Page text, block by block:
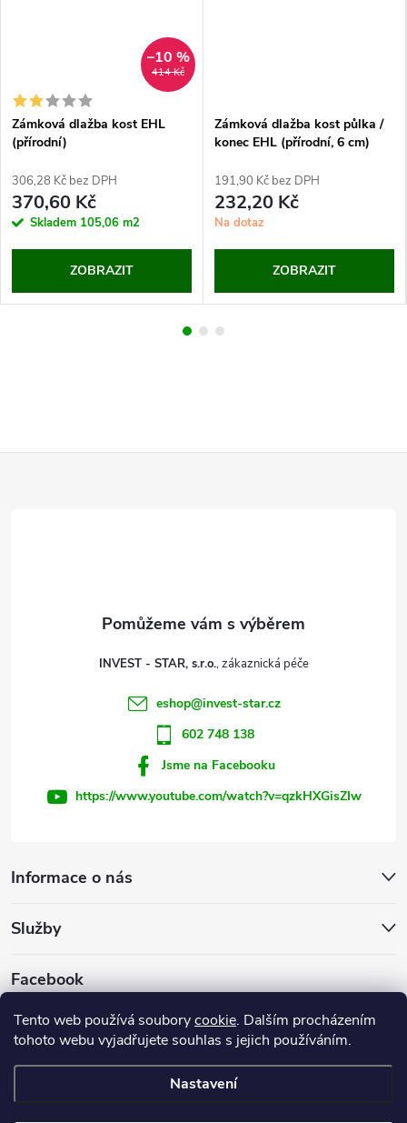
Tento web používá souborycookie. Dalším procházením
tohoto webu vyjadřujete souhlas s jejich používáním.
Nastavení
414 Kč
–10 %
Zámková dlažba kost EHL
(přírodní)
306,28 Kč bez DPH
370,60 Kč
Skladem 105,06 m2
ZOBRAZIT
Zámková dlažba kost půlka /
konec EHL (přírodní, 6 cm)
191,90 Kč bez DPH
232,20 Kč
Na dotaz
ZOBRAZIT
Informace o nás
Služby
Facebook
INVEST - STAR, s.r.o.
eshop@invest-star.cz
602 748 138
Jsme na Facebooku
https://www.youtube.com/watch?v=qzkHXGisZIw